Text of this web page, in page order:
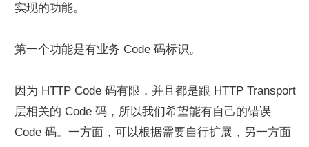
实现的功能。
第一个功能是有业务 Code 码标识。
因为 HTTP Code 码有限，并且都是跟 HTTP Transport
层相关的 Code 码，所以我们希望能有自己的错误
Code 码。一方面，可以根据需要自行扩展，另一方面